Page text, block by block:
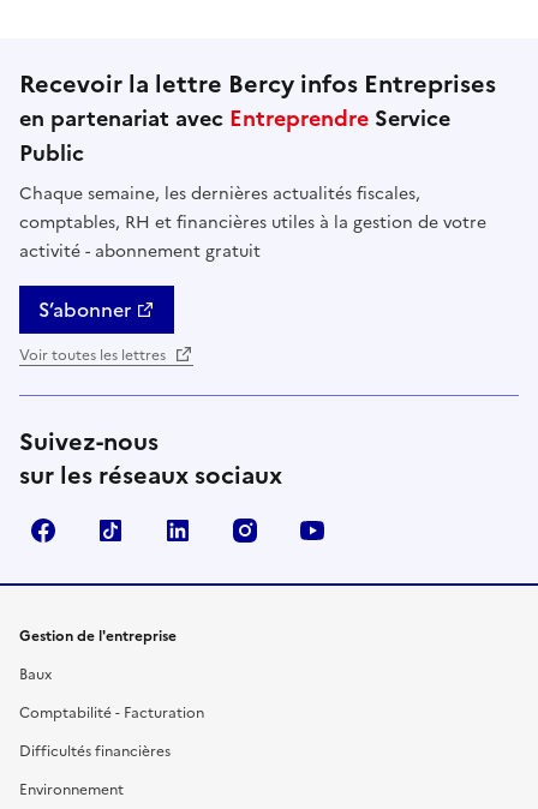
Recevoir la lettre Bercy infos Entreprises
en partenariat avec Entreprendre Service
Public
Chaque semaine, les dernières actualités fiscales,
comptables, RH et financières utiles à la gestion de votre
activité - abonnement gratuit
S’abonner
Voir toutes les lettres
Suivez-nous
sur les réseaux sociaux
FacebookTikTok Linkedin Instagram
Gestion de l'entreprise
Baux
Comptabilité - Facturation
Difficultés financières
Environnement